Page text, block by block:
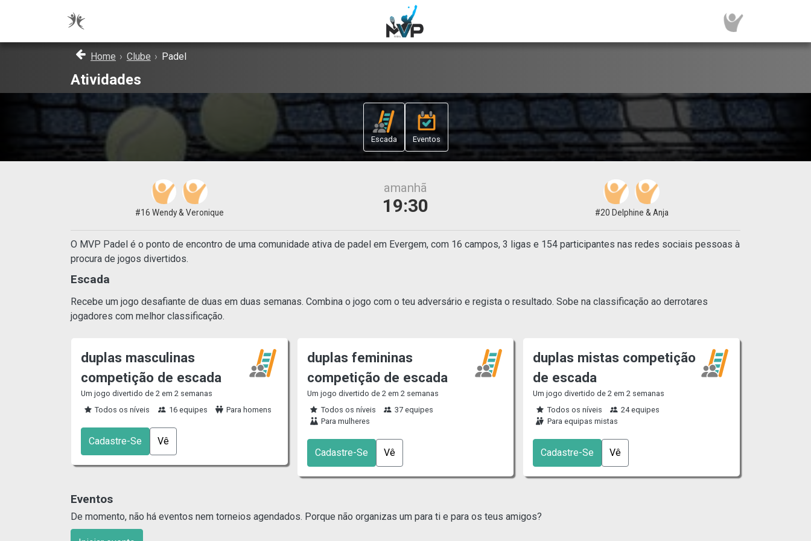
Home › Clube › Padel
Atividades
Escada Eventos
#16 Wendy & Veronique
amanhã
19:30 #20 Delphine & Anja
O MVP Padel é o ponto de encontro de uma comunidade ativa de padel em Evergem, com 16 campos, 3 ligas e 154 participantes nas redes sociais pessoas à
procura de jogos divertidos.
Escada
Recebe um jogo desafiante de duas em duas semanas. Combina o jogo com o teu adversário e regista o resultado. Sobe na classificação ao derrotares
jogadores com melhor classificação.
duplas masculinas
competição de escada
Um jogo divertido de 2 em 2 semanas
Todos os níveis
16 equipes Para homens
Cadastre-Se Vê
duplas femininas
competição de escada
Um jogo divertido de 2 em 2 semanas
Todos os níveis
37 equipes
Para mulheres
Cadastre-Se Vê
duplas mistas competição
de escada
Um jogo divertido de 2 em 2 semanas
Todos os níveis
24 equipes
Para equipas mistas
Cadastre-Se Vê
Eventos
De momento, não há eventos nem torneios agendados. Porque não organizas um para ti e para os teus amigos?